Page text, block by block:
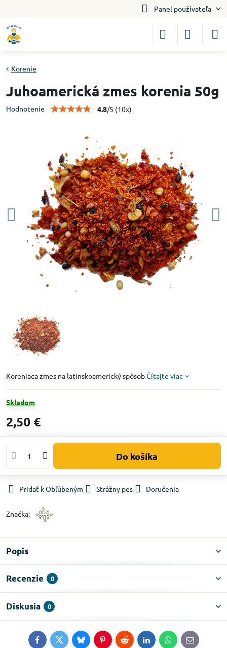
Panel používateľa
Korenie
Juhoamerická zmes korenia 50g
Hodnotenie 4.8/5 (10x)
Koreniaca zmes na latinskoamerický spôsobČítajte viac
Skladom
2,50 €
Do košíka
Pridať k Obľúbeným Strážny pes Doručenia
Značka:
Popis
Recenzie 0
Diskusia 0
FacebookTwitterBlueskyPinterestRedditLinkedInWhatsApp
E-